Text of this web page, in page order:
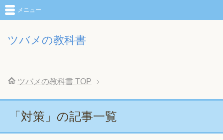
ツバメの教科書
メニュー
ツバメの教科書 TOP
「対策」の記事一覧